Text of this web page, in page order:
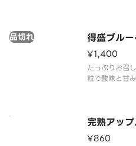
得盛ブル
品切れ
¥1,400
たっぷりお召
粒で酸味と甘
完熟アッ
¥860